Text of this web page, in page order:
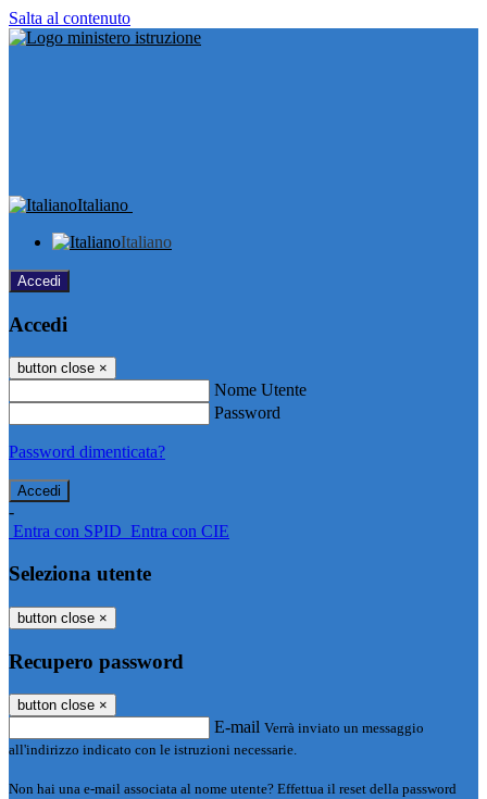
Salta al contenuto
Italiano
Italiano
Accedi
Accedi
button close ×
Nome Utente
Password
Password dimenticata?
-
Entra con SPID Entra con CIE
Seleziona utente
button close ×
Recupero password
button close ×
E-mail Verrà inviato un messaggio
all'indirizzo indicato con le istruzioni necessarie.
Non hai una e-mail associata al nome utente? Effettua il reset della password